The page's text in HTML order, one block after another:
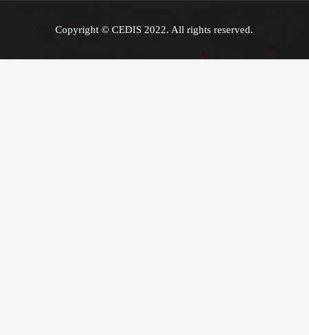
Copyright © CEDIS 2022. All rights reserved.